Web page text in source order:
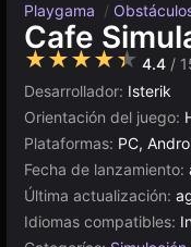
Playgama /
Cafe
★★★★★ 4.4 /
Desarrollador: Isterik
Orientación del juego:
Plataformas: PC,
Fecha de lanzamiento:
Última actualización:
Idiomas compatibles: